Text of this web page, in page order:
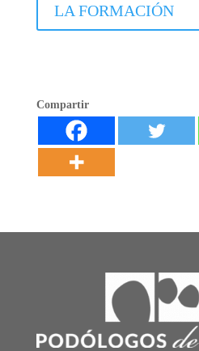
LA FORMACIÓN
Compartir